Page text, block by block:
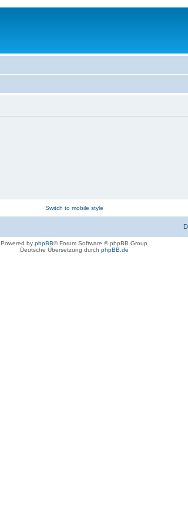
Switch to mobile style
Powered by phpBB® Forum Software © phpBB Group
Deutsche Übersetzung durch phpBB.de